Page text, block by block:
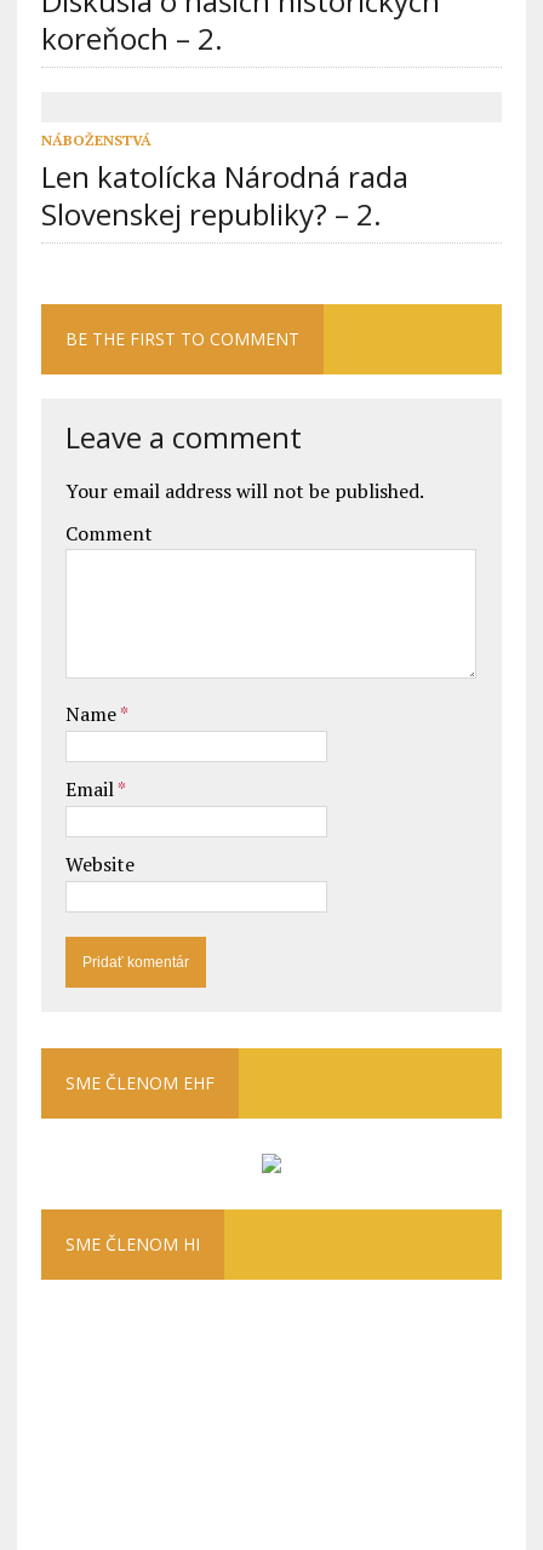
koreňoch – 2.
NÁBOŽENSTVÁ
Len katolícka Národná rada
Slovenskej republiky? – 2.
BE THE FIRST TO COMMENT
Leave a comment
Your email address will not be published.
Comment
Name*
Email*
Website
SME ČLENOM EHF
SME ČLENOM HI